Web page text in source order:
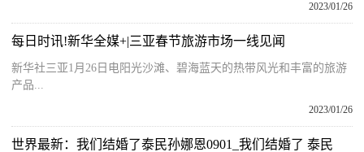
2023/01/26
每日时讯!新华全媒+|三亚春节旅游市场一线见闻
新华社三亚1月26日电阳光沙滩、碧海蓝天的热带风光和丰富的旅游
产品...
2023/01/26
世界最新：我们结婚了泰民孙娜恩0901_我们结婚了 泰民